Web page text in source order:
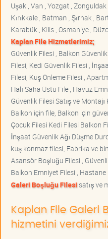
Uşak , Van , Yozgat ,
Kırıkkale , Batman , Şırnak ,
Karabük , Kilis , Osmaniye ,
Kaplan File Hizmetlerimiz;
Güvenlik Filesi , Balkon
Filesi, Kedi Güvenlik Filesi ,
Filesi, Kuş Önleme Filesi ,
Halı Saha Üstü File , Havuz
Güvenlik Filesi Satış ve
Balkon için file, Balkon için
Çocuk Filesi Kedi Filesi Balkon
İnşaat Güvenlik Ağı Düşme
kuş konmaz filesi, Fabrika ve
Asansör Boşluğu Filesi ,
Balkon Emniyet Filesi , Hastane
Galeri Boşluğu Filesisatış ve
Kaplan File Galeri
hizmetini